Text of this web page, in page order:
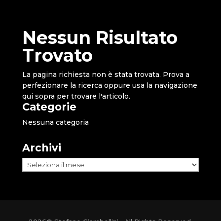
Nessun Risultato
Trovato
La pagina richiesta non è stata trovata. Prova a
perfezionare la ricerca oppure usa la navigazione
qui sopra per trovare l'articolo.
Categorie
Nessuna categoria
Archivi
Archivi